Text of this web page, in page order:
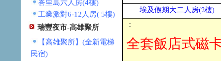
峇里島六人房(4樓)
工業派對6-12人房( 5樓)
瑞豐夜市-高雄聚所
【高雄聚所】(全新電梯
民宿)
埃及假期大二人房(2樓)
：
全套飯店式磁